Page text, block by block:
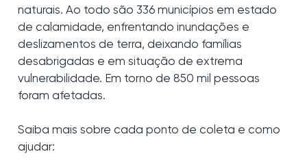
naturais. Ao todo são 336 municípios em estado
de calamidade, enfrentando inundações e
deslizamentos de terra, deixando famílias
desabrigadas e em situação de extrema
vulnerabilidade. Em torno de 850 mil pessoas
foram afetadas.
Saiba mais sobre cada ponto de coleta e como
ajudar: